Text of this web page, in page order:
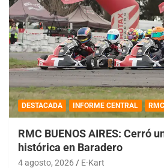
DESTACADA INFORME CENTRAL
RMC BUENOS AIRES: Cerró
histórica en Baradero
4 agosto, 2026 E-Kart